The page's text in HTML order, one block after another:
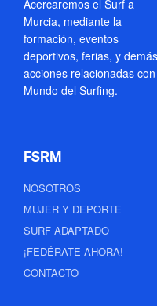
Acercaremos el Surf a
Murcia, mediante la
formación, eventos
deportivos, ferias, y demás
acciones relacionadas
Mundo del Surfing.
FSRM
NOSOTROS
MUJER Y DEPORTE
SURF ADAPTADO
¡FEDÉRATE AHORA!
CONTACTO